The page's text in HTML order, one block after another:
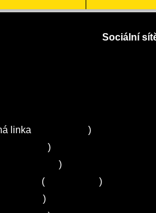
linka
)
)
)
(
)
)
Sociální